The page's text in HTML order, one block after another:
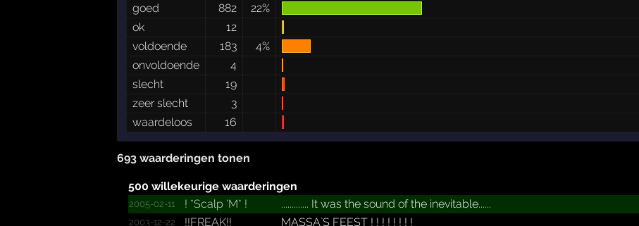
goed
882
22%
ok
12
voldoende
183
4%
onvoldoende
4
slecht
19
zeer slecht
3
waardeloos
16
693 waarderingen tonen
500 willekeurige waarderingen
2005-02-11 !­ *­Scalp 'M*­ !­ ............. It was the sound of the inevitable......
2003-12-22 !!FREAK!! MASSA`S FEEST ! ! ! ! ! ! ! !